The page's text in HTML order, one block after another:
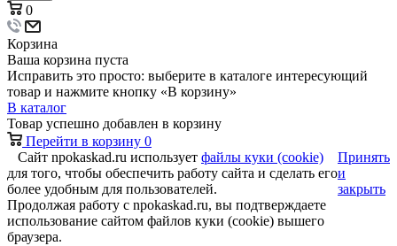
0
Корзина
Ваша корзина пуста
Исправить это просто: выберите в каталоге интересующий
товар и нажмите кнопку «В корзину»
В каталог
Товар успешно добавлен в корзину
Перейти в корзину 0
Сайт npokaskad.ru использует файлы куки (cookie)
для того, чтобы обеспечить работу сайта и сделать его
более удобным для пользователей.
Продолжая работу с npokaskad.ru, вы подтверждаете
использование сайтом файлов куки (cookie) вышего
браузера.
Принять
и
закрыть